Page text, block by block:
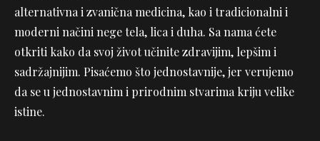
alternativna i zvanična medicina, kao i tradicionalni i
moderni načini nege tela, lica i duha. Sa nama ćete
otkriti kako da svoj život učinite zdravijim, lepšim i
sadržajnijim. Pisaćemo što jednostavnije, jer verujemo
da se u jednostavnim i prirodnim stvarima kriju velike
istine.